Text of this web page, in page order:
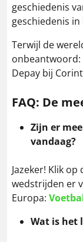
geschiedenis
geschiedenis
Terwijl de
onbeantwoord:
Depay bij
FAQ: De
Zijn er
vandaag?
Jazeker! Klik
wedstrijden er
Europa:
Wat is het